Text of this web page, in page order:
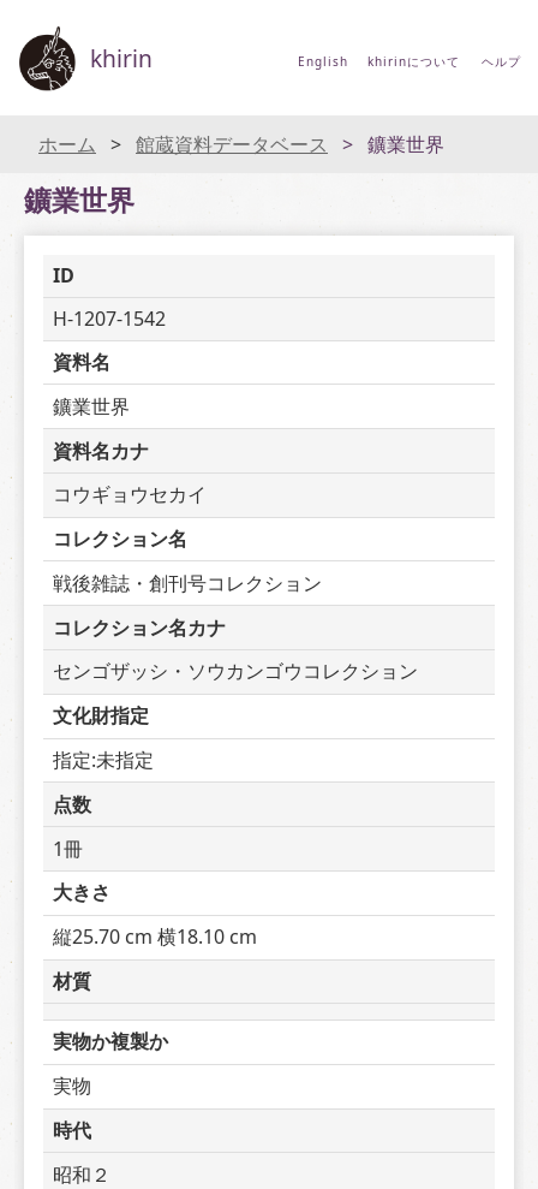
khirin English khirinについて ヘルプ
ホーム 館蔵資料データベース 鑛業世界
鑛業世界
ID
H-1207-1542
資料名
鑛業世界
資料名カナ
コウギョウセカイ
コレクション名
戦後雑誌・創刊号コレクション
コレクション名カナ
センゴザッシ・ソウカンゴウコレクション
文化財指定
指定:未指定
点数
1冊
大きさ
縦25.70 cm 横18.10 cm
材質
実物か複製か
実物
時代
昭和２